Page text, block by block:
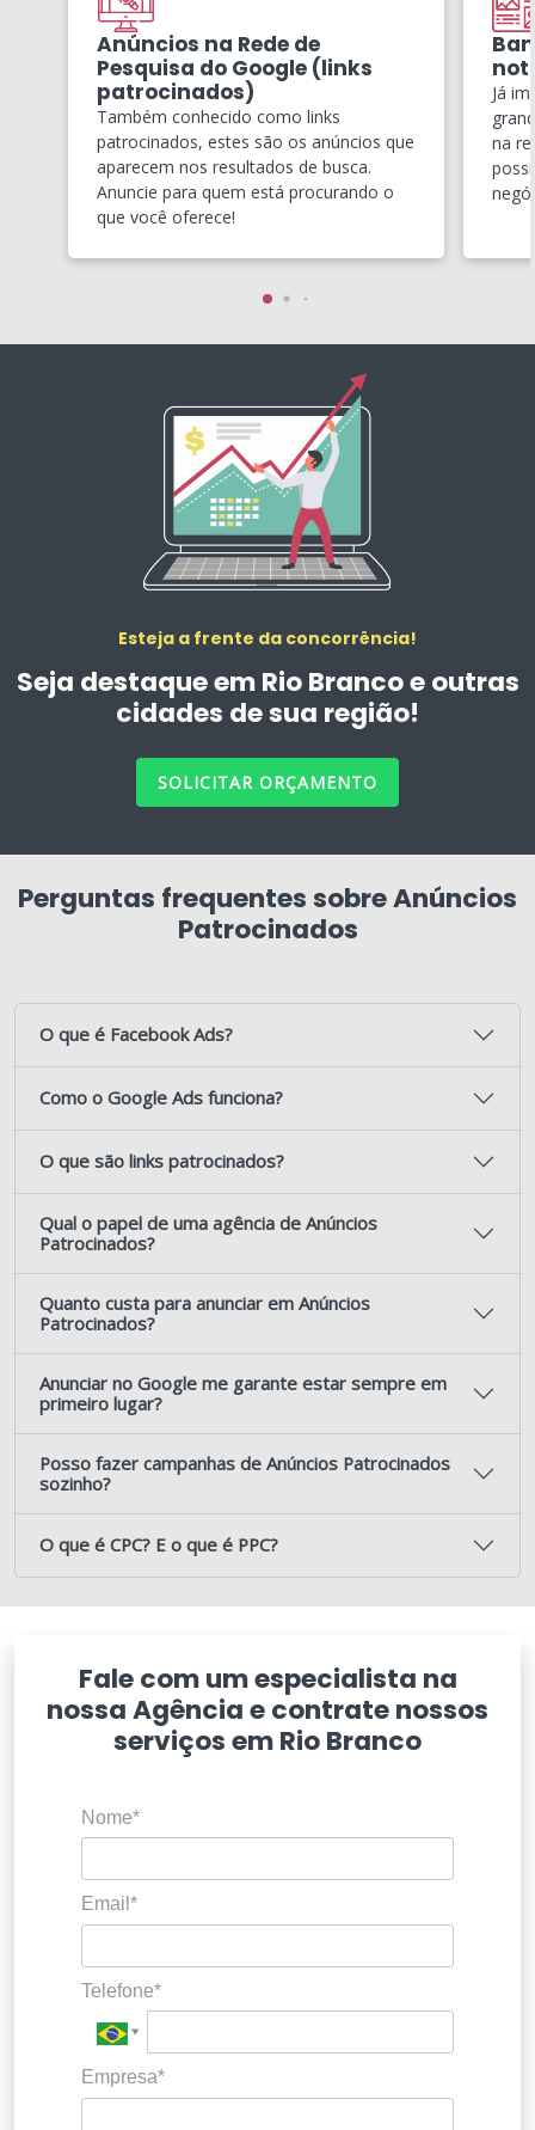
Anúncios na Rede de
Pesquisa do Google (links
patrocinados)
Também conhecido como links
patrocinados, estes são os anúncios que
aparecem nos resultados de busca.
Anuncie para quem está procurando o
que você oferece!
Já
na
Esteja a frente da concorrência!
Seja destaque em Rio Branco e outras
cidades de sua região!
SOLICITAR ORÇAMENTO
Perguntas frequentes sobre Anúncios
Patrocinados
O que é Facebook Ads?
Como o Google Ads funciona?
O que são links patrocinados?
Qual o papel de uma agência de Anúncios
Patrocinados?
Quanto custa para anunciar em Anúncios
Patrocinados?
Anunciar no Google me garante estar sempre em
primeiro lugar?
Posso fazer campanhas de Anúncios Patrocinados
sozinho?
O que é CPC? E o que é PPC?
Fale com um especialista na
nossa Agência e contrate nossos
serviços em Rio Branco
Nome*
Email*
Telefone*
Empresa*